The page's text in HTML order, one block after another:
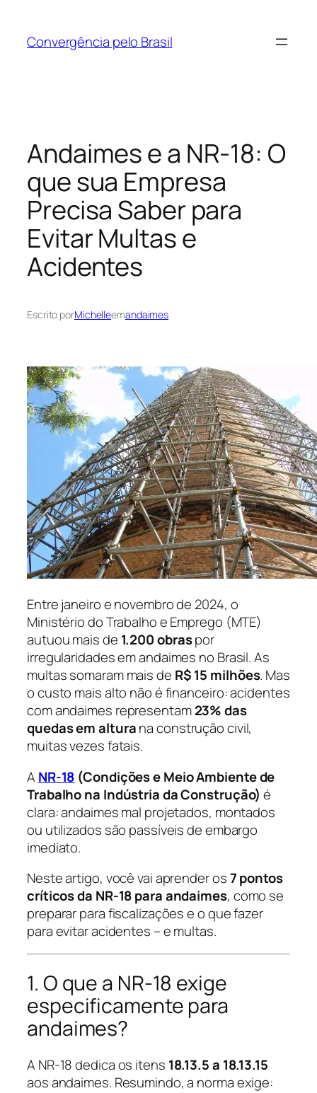
Convergência pelo Brasil
Andaimes e a NR-18: O
que sua Empresa
Precisa Saber para
Evitar Multas e
Acidentes
Escrito porMichelleemandaimes
Entre janeiro e novembro de 2024, o
Ministério do Trabalho e Emprego (MTE)
autuou mais de 1.200 obraspor
irregularidades em andaimes no Brasil. As
multas somaram mais de R$ 15 milhões. Mas
o custo mais alto não é financeiro: acidentes
com andaimes representam23% das
quedas em alturana construção civil,
muitas vezes fatais.
A NR-18 (Condições e Meio Ambiente de
Trabalho na Indústria da Construção) é
clara: andaimes mal projetados, montados
ou utilizados são passíveis de embargo
imediato.
Neste artigo, você vai aprender os7 pontos
críticos da NR-18 para andaimes, como se
preparar para fiscalizações e o que fazer
para evitar acidentes – e multas.
1. O que a NR-18 exige
especificamente para
andaimes?
A NR-18 dedica os itens 18.13.5 a 18.13.15
aos andaimes. Resumindo, a norma exige: